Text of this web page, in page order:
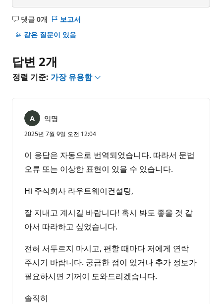
댓글 0개
설
명
음
보고서
같은 질문이 있음
답변 2개
정렬 기준: 가장 유용함
익명
2025년 7월 9일 오전 12:04
이 응답은 자동으로 번역되었습니다. 따라서 문법
오류 또는 이상한 표현이 있을 수 있습니다.
Hi 주식회사 라우트웨이컨설팅,
잘 지내고 계시길 바랍니다! 혹시 봐도 좋을 것 같
아서 따라하고 싶었습니다.
전혀 서두르지 마시고, 편할 때마다 저에게 연락
주시기 바랍니다. 궁금한 점이 있거나 추가 정보가
필요하시면 기꺼이 도와드리겠습니다.
솔직히